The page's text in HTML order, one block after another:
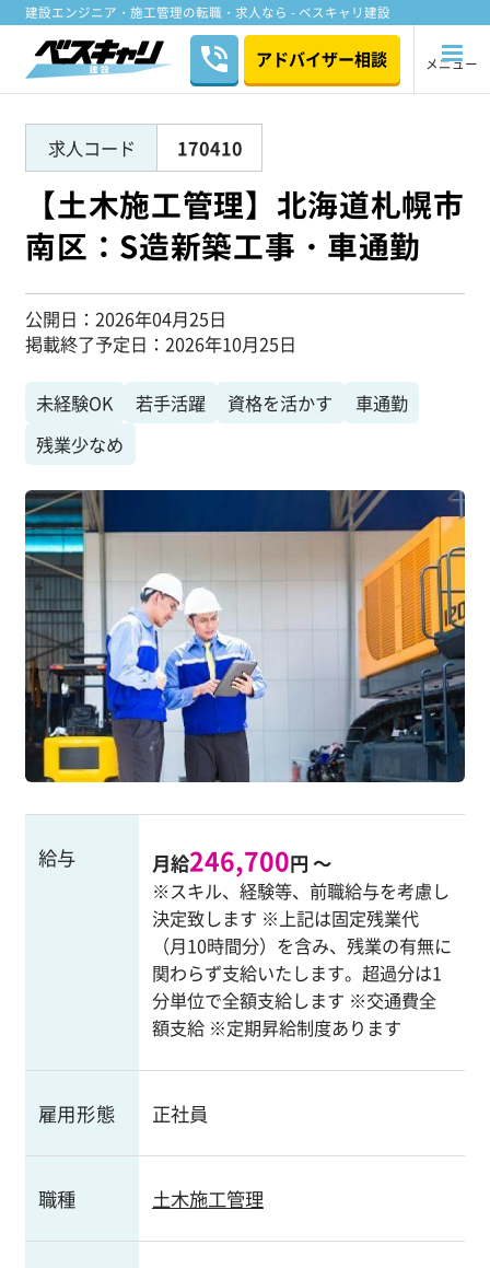
建設エンジニア・施工管理の転職・求人なら - ベスキャリ建設
アドバイザー相談 メニュー
求人コード 170410
【土木施工管理】北海道札幌市
南区：S造新築工事・車通勤
公開日
2026年04月25日
掲載終了予定日
2026年10月25日
未経験OK 若手活躍 資格を活かす
車通勤
残業少なめ
給与 月給246,700円 ～
※スキル、経験等、前職給与を考慮し
決定致します ※上記は固定残業代
（月10時間分）を含み、残業の有無に
関わらず支給いたします。超過分は1
分単位で全額支給します ※交通費全
額支給 ※定期昇給制度あります
雇用形態 正社員
職種 土木施工管理